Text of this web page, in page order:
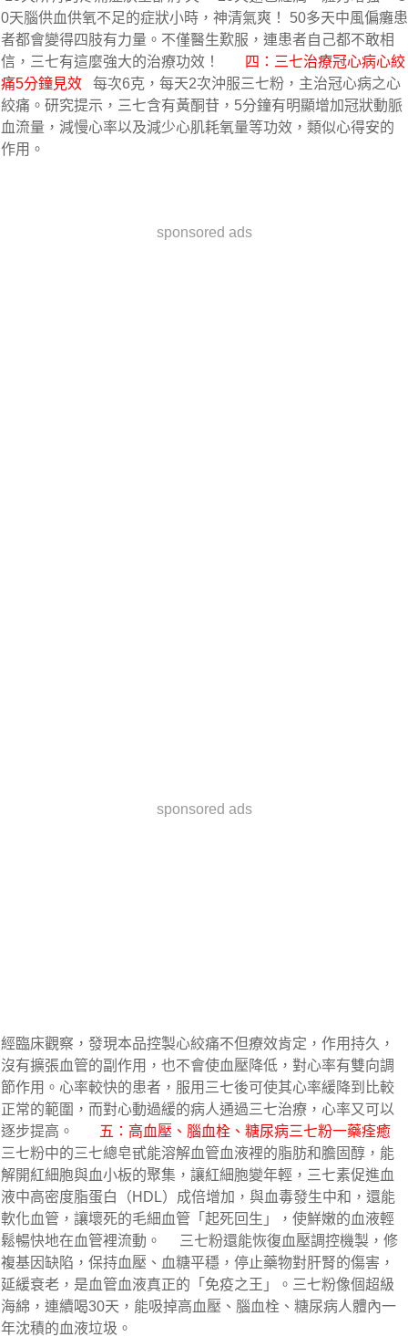
0天腦供血供氧不足的症狀小時，神清氣爽！ 50多天中風偏癱患
者都會變得四肢有力量。不僅醫生歎服，連患者自己都不敢相
信，三七有這麼強大的治療功效！
四：三七治療冠心病心絞
痛5分鐘見效 每次6克，每天2次沖服三七粉，主治冠心病之心
絞痛。研究提示，三七含有黃酮苷，5分鐘有明顯增加冠狀動脈
血流量，減慢心率以及減少心肌耗氧量等功效，類似心得安的
作用。
sponsored ads
sponsored ads
經臨床觀察，發現本品控製心絞痛不但療效肯定，作用持久，
沒有擴張血管的副作用，也不會使血壓降低，對心率有雙向調
節作用。心率較快的患者，服用三七後可使其心率緩降到比較
正常的範圍，而對心動過緩的病人通過三七治療，心率又可以
逐步提高。 五：高血壓、腦血栓、糖尿病三七粉一藥痊癒
三七粉中的三七總皂甙能溶解血管血液裡的脂肪和膽固醇，能
解開紅細胞與血小板的聚集，讓紅細胞變年輕，三七素促進血
液中高密度脂蛋白（HDL）成倍增加，與血毒發生中和，還能
軟化血管，讓壞死的毛細血管「起死回生」，使​​鮮嫩的血液輕
鬆暢快地在血管裡流動。     三七粉還能恢復血壓調控機製，修
複基因缺陷，保持血壓、血糖平穩，停止藥物對肝腎的傷害，
延緩衰老，是血管血液真正的「免疫之王」。三七粉像個超級
海綿，連續喝30天，能吸掉高血壓、腦血栓、糖尿病人體內一
年沈積的血液垃圾。